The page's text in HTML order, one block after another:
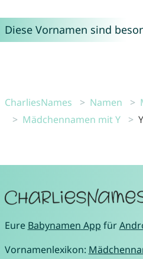
Diese Vornamen sind
CharliesNames Namen
Mädchennamen mit Y
Eure Babynamen App für
Vornamenlexikon: